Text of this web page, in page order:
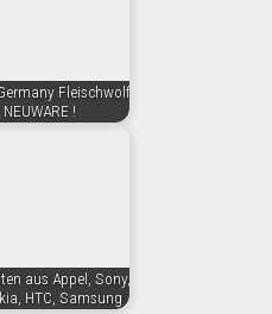
Fleischwolf
NEUWARE !
aus Appel, Sony,
HTC, Samsung